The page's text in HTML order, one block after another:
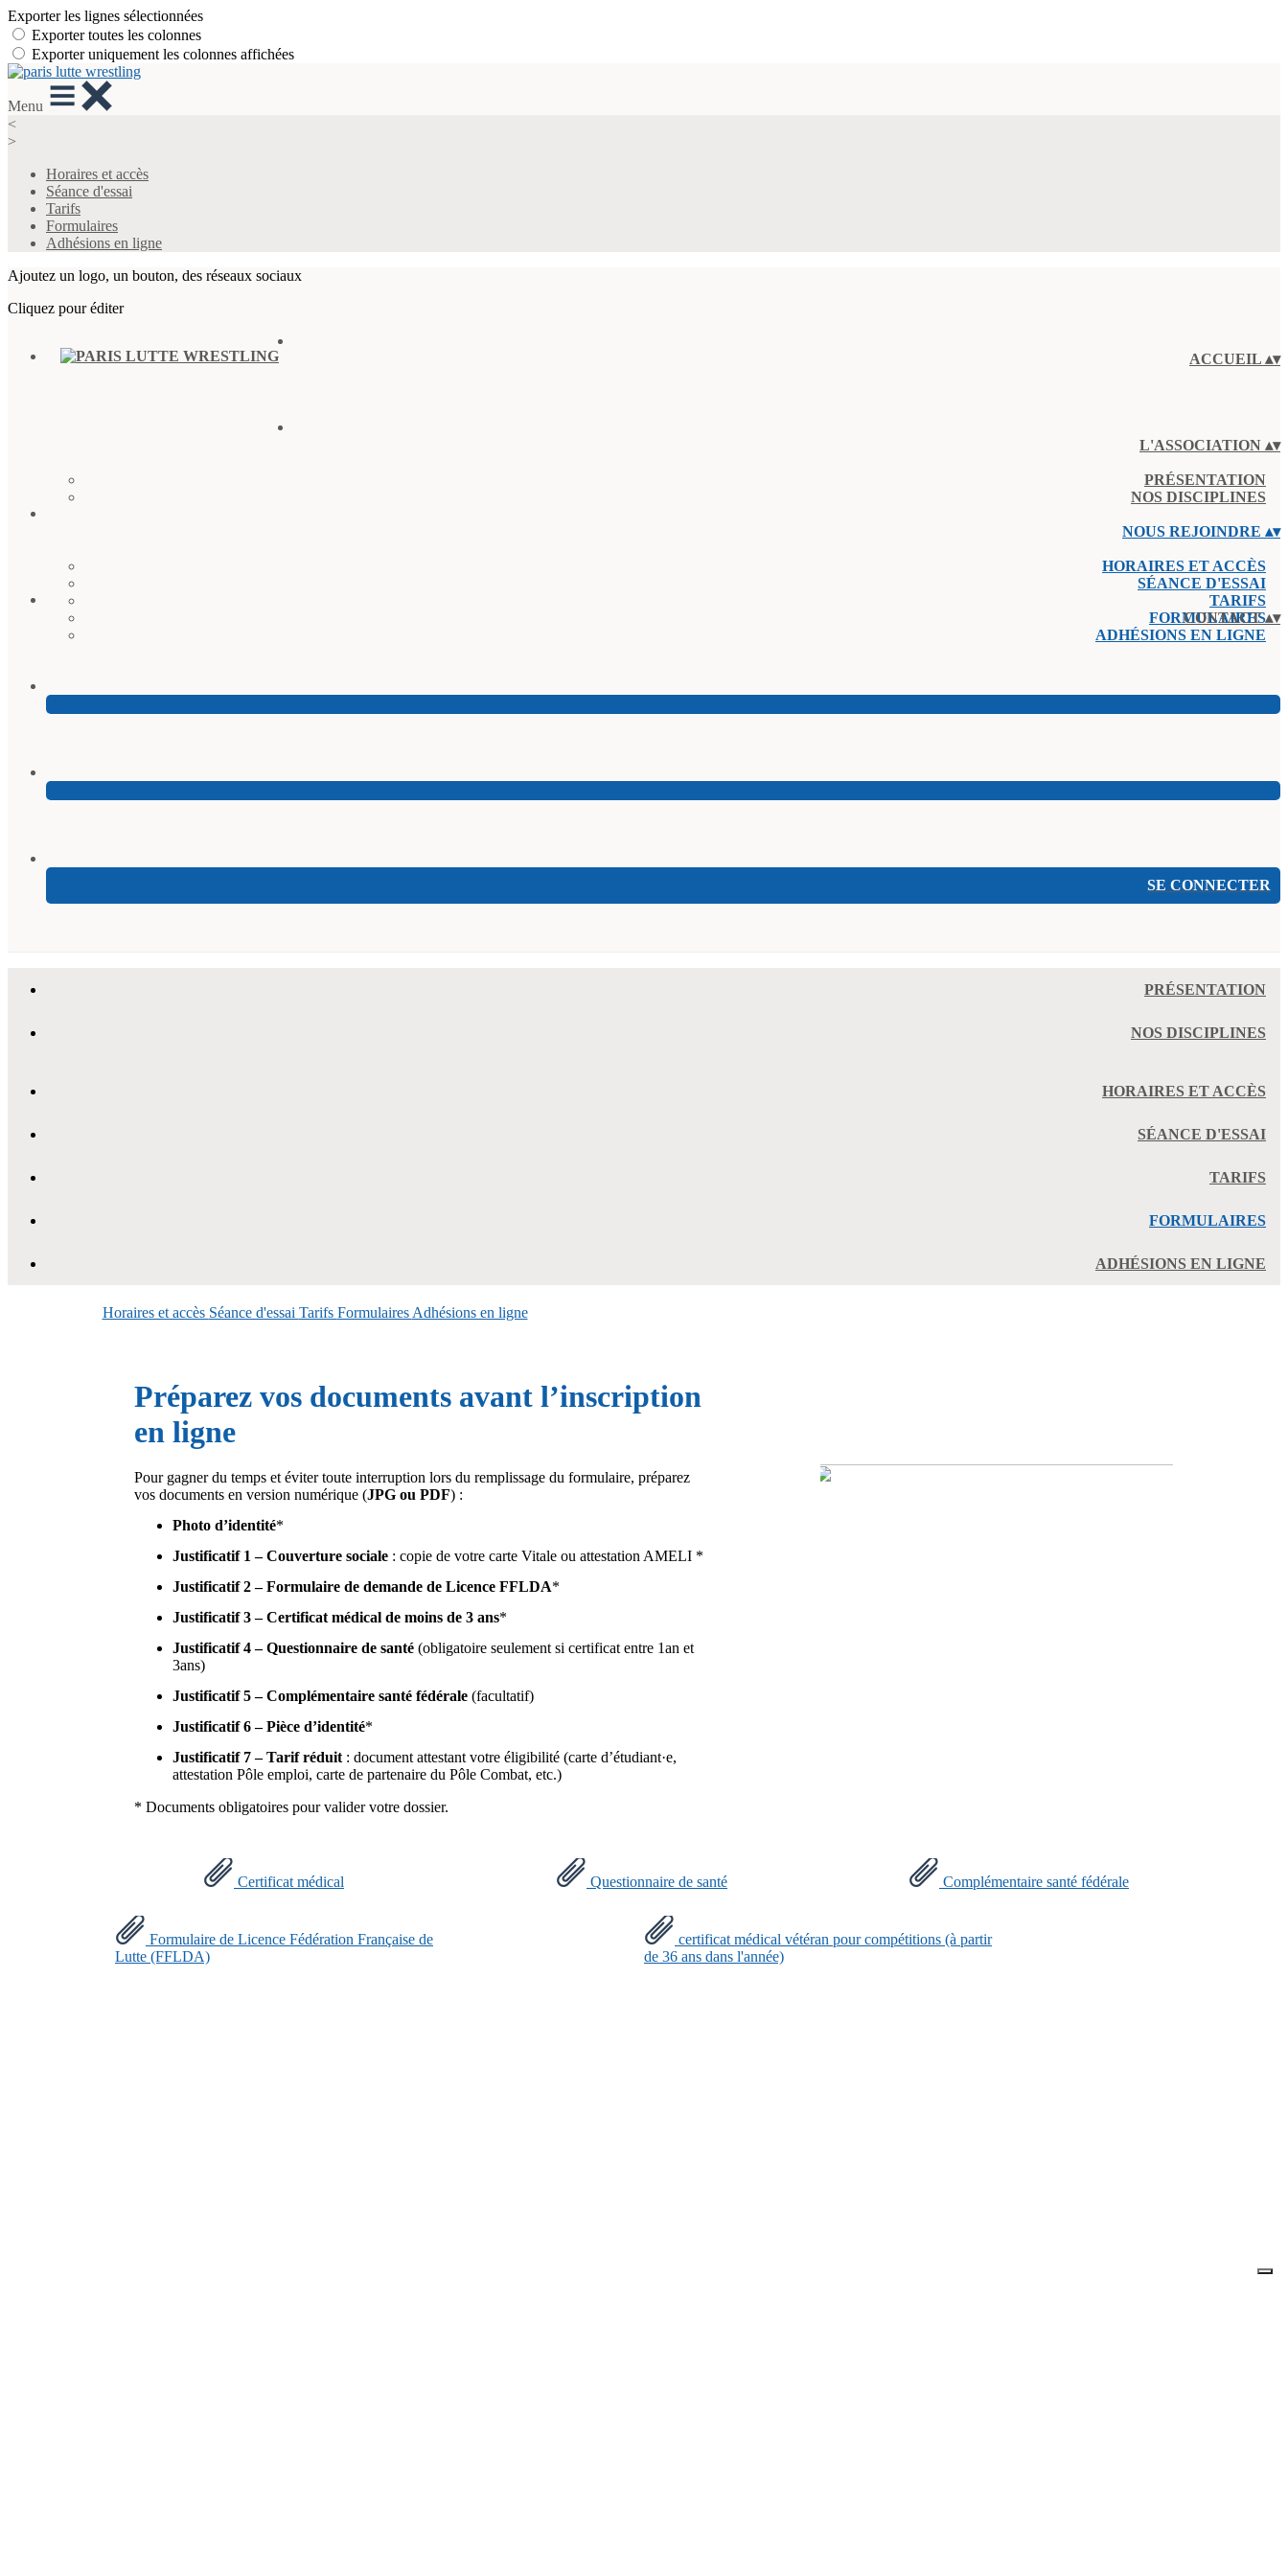
Exporter les lignes sélectionnées
Exporter toutes les colonnes
Exporter uniquement les colonnes affichées
Menu
<
>
Horaires et accès
Séance d'essai
Tarifs
Formulaires
Adhésions en ligne
Ajoutez un logo, un bouton, des réseaux sociaux
Cliquez pour éditer
ACCUEIL ▴▾
L'ASSOCIATION ▴▾
PRÉSENTATION
NOS DISCIPLINES
NOUS REJOINDRE ▴▾
HORAIRES ET ACCÈS
SÉANCE D'ESSAI
TARIFS
FORMULAIRES
ADHÉSIONS EN LIGNE
CONTACT▴▾
SE CONNECTER
PRÉSENTATION
NOS DISCIPLINES
HORAIRES ET ACCÈS
SÉANCE D'ESSAI
TARIFS
FORMULAIRES
ADHÉSIONS EN LIGNE
Horaires et accès Séance d'essai Tarifs Formulaires Adhésions en ligne
Préparez vos documents avant l’inscription
en ligne
Pour gagner du temps et éviter toute interruption lors du remplissage du formulaire, préparez
vos documents en version numérique (JPG ou PDF) :
Photo d’identité*
Justificatif 1 – Couverture sociale : copie de votre carte Vitale ou attestation AMELI *
Justificatif 2 – Formulaire de demande de Licence FFLDA*
Justificatif 3 – Certificat médical de moins de 3 ans*
Justificatif 4 – Questionnaire de santé (obligatoire seulement si certificat entre 1an et
3ans)
Justificatif 5 – Complémentaire santé fédérale (facultatif)
Justificatif 6 – Pièce d’identité*
Justificatif 7 – Tarif réduit : document attestant votre éligibilité (carte d’étudiant·e,
attestation Pôle emploi, carte de partenaire du Pôle Combat, etc.)
* Documents obligatoires pour valider votre dossier.
Certificat médical Questionnaire de santé Complémentaire santé fédérale
Formulaire de Licence Fédération Française de
Lutte (FFLDA)
certificat médical vétéran pour compétitions (à partir
de 36 ans dans l'année)